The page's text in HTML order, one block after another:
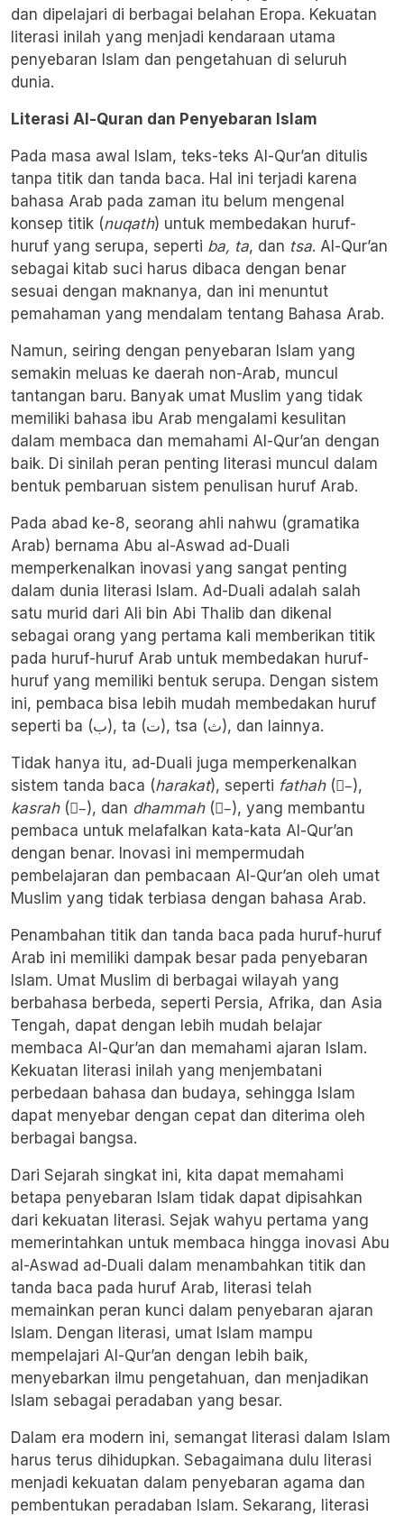
dan dipelajari di berbagai belahan Eropa. Kekuatan
literasi inilah yang menjadi kendaraan utama
penyebaran Islam dan pengetahuan di seluruh
dunia.
Literasi Al-Quran dan Penyebaran Islam
Pada masa awal Islam, teks-teks Al-Qur’an ditulis
tanpa titik dan tanda baca. Hal ini terjadi karena
bahasa Arab pada zaman itu belum mengenal
konsep titik (nuqath) untuk membedakan huruf-
huruf yang serupa, seperti ba, ta, dan tsa. Al-Qur’an
sebagai kitab suci harus dibaca dengan benar
sesuai dengan maknanya, dan ini menuntut
pemahaman yang mendalam tentang Bahasa Arab.
Namun, seiring dengan penyebaran Islam yang
semakin meluas ke daerah non-Arab, muncul
tantangan baru. Banyak umat Muslim yang tidak
memiliki bahasa ibu Arab mengalami kesulitan
dalam membaca dan memahami Al-Qur’an dengan
baik. Di sinilah peran penting literasi muncul dalam
bentuk pembaruan sistem penulisan huruf Arab.
Pada abad ke-8, seorang ahli nahwu (gramatika
Arab) bernama Abu al-Aswad ad-Duali
memperkenalkan inovasi yang sangat penting
dalam dunia literasi Islam. Ad-Duali adalah salah
satu murid dari Ali bin Abi Thalib dan dikenal
sebagai orang yang pertama kali memberikan titik
pada huruf-huruf Arab untuk membedakan huruf-
huruf yang memiliki bentuk serupa. Dengan sistem
ini, pembaca bisa lebih mudah membedakan huruf
seperti ba (ب), ta (ت), tsa (ث), dan lainnya.
Tidak hanya itu, ad-Duali juga memperkenalkan
sistem tanda baca (harakat), seperti fathah(–َ),
kasrah(–ِ), dan dhammah(–ُ), yang membantu
pembaca untuk melafalkan kata-kata Al-Qur’an
dengan benar. Inovasi ini mempermudah
pembelajaran dan pembacaan Al-Qur’an oleh umat
Muslim yang tidak terbiasa dengan bahasa Arab.
Penambahan titik dan tanda baca pada huruf-huruf
Arab ini memiliki dampak besar pada penyebaran
Islam. Umat Muslim di berbagai wilayah yang
berbahasa berbeda, seperti Persia, Afrika, dan Asia
Tengah, dapat dengan lebih mudah belajar
membaca Al-Qur’an dan memahami ajaran Islam.
Kekuatan literasi inilah yang menjembatani
perbedaan bahasa dan budaya, sehingga Islam
dapat menyebar dengan cepat dan diterima oleh
berbagai bangsa.
Dari Sejarah singkat ini, kita dapat memahami
betapa penyebaran Islam tidak dapat dipisahkan
dari kekuatan literasi. Sejak wahyu pertama yang
memerintahkan untuk membaca hingga inovasi Abu
al-Aswad ad-Duali dalam menambahkan titik dan
tanda baca pada huruf Arab, literasi telah
memainkan peran kunci dalam penyebaran ajaran
Islam. Dengan literasi, umat Islam mampu
mempelajari Al-Qur’an dengan lebih baik,
menyebarkan ilmu pengetahuan, dan menjadikan
Islam sebagai peradaban yang besar.
Dalam era modern ini, semangat literasi dalam Islam
harus terus dihidupkan. Sebagaimana dulu literasi
menjadi kekuatan dalam penyebaran agama dan
pembentukan peradaban Islam. Sekarang, literasi